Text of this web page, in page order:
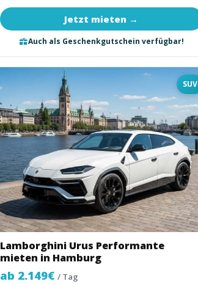
Jetzt mieten →
Auch als Geschenkgutschein verfügbar!
SUV
Lamborghini Urus Performante
mieten in Hamburg
ab 2.149€/ Tag